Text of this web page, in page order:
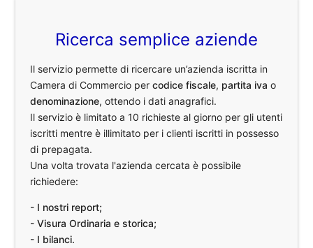
Ricerca semplice aziende
Il servizio permette di ricercare un’azienda iscritta in
Camera di Commercio percodice fiscale, partita iva o
denominazione, ottendo i dati anagrafici.
Il servizio è limitato a 10 richieste al giorno per gli utenti
iscritti mentre è illimitato per i clienti iscritti in possesso
di prepagata.
Una volta trovata l'azienda cercata è possibile
richiedere:
- I nostri report;
- Visura Ordinaria e storica;
- I bilanci.